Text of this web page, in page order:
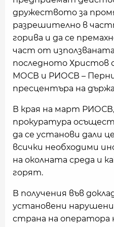
дружеството за
разрешително в
горива и да се
част от използваната
последното Христов
МОСВ и РИОСВ –
пресцентъра на
В края на март
прокуратура
да се установи дали
всички необходими
на околната среда и
горят.
В получения във
установени
страна на оператора